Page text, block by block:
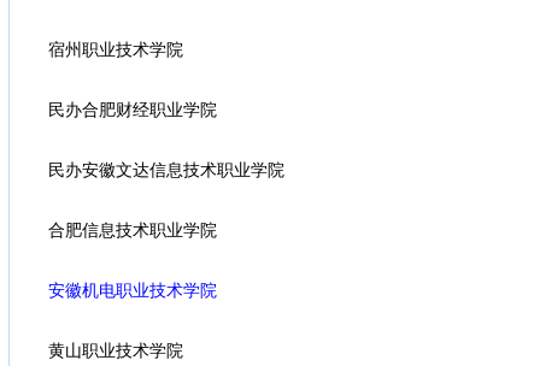
宿州职业技术学院
民办合肥财经职业学院
民办安徽文达信息技术职业学院
合肥信息技术职业学院
安徽机电职业技术学院
黄山职业技术学院